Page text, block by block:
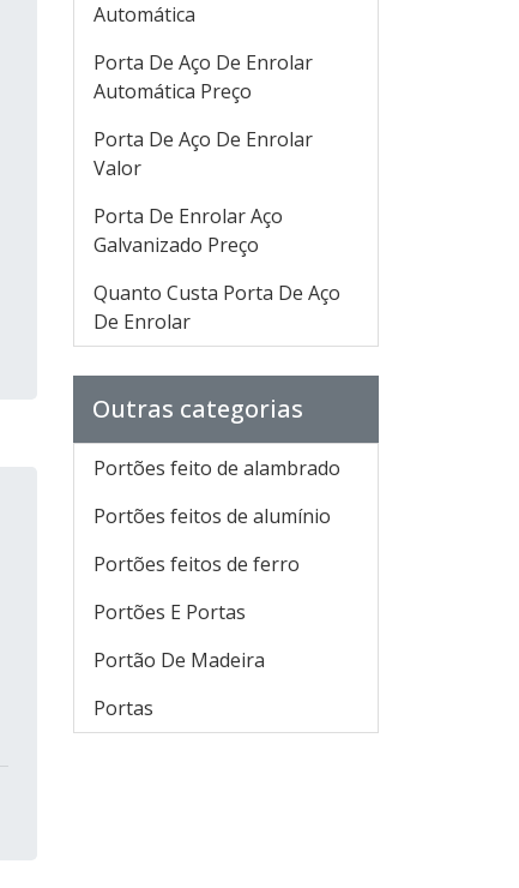
Automática
Porta De Aço De Enrolar
Automática Preço
Porta De Aço De Enrolar
Valor
Porta De Enrolar Aço
Galvanizado Preço
Quanto Custa Porta De Aço
De Enrolar
Outras categorias
Portões feito de alambrado
Portões feitos de alumínio
Portões feitos de ferro
Portões E Portas
Portão De Madeira
Portas